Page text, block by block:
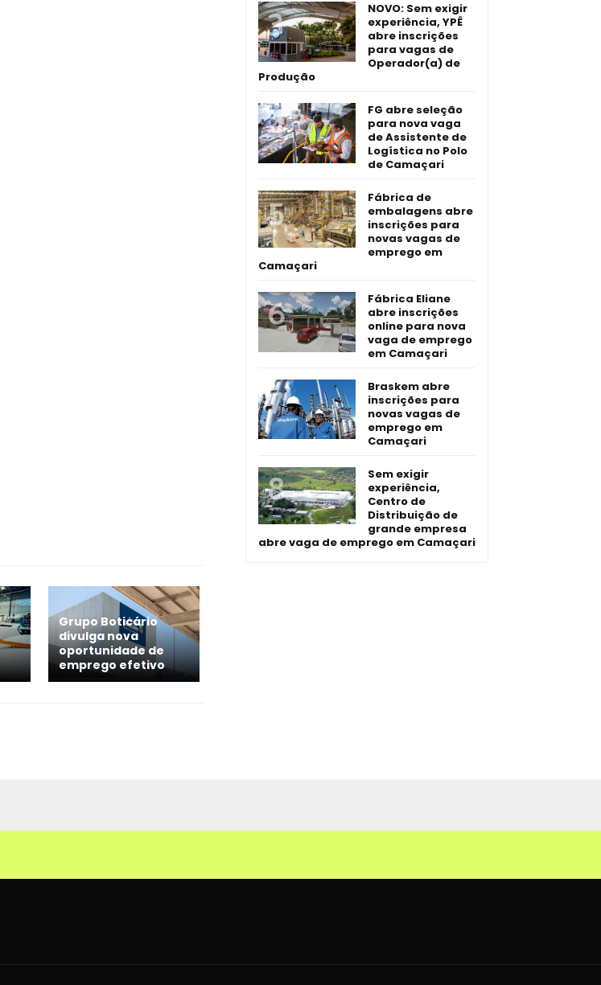
Grupo Boticário
divulga nova
oportunidade de
emprego efetivo
NOVO: Sem exigir
experiência, YPÊ
abre inscrições
para vagas de
Operador(a) de
Produção
FG abre seleção
para nova vaga
de Assistente de
Logística no Polo
de Camaçari
Fábrica de
embalagens abre
inscrições para
novas vagas de
emprego em
Camaçari
Fábrica Eliane
abre inscrições
online para nova
vaga de emprego
em Camaçari
Braskem abre
inscrições para
novas vagas de
emprego em
Camaçari
Sem exigir
experiência,
Centro de
Distribuição de
grande empresa
abre vaga de emprego em Camaçari